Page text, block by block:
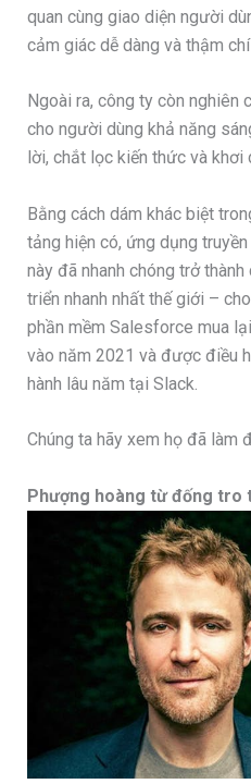
quan cùng giao diện người
cảm giác dễ dàng và thậm
Ngoài ra, công ty còn nghiên
cho người dùng khả năng
lời, chắt lọc kiến thức và khơi
Bằng cách dám khác biệt
tảng hiện có, ứng dụng
này đã nhanh chóng trở
triển nhanh nhất thế giới –
phần mềm Salesforce mua
vào năm 2021 và được điều
hành lâu năm tại Slack.
Chúng ta hãy xem họ đã làm
Phượng hoàng từ đống tro